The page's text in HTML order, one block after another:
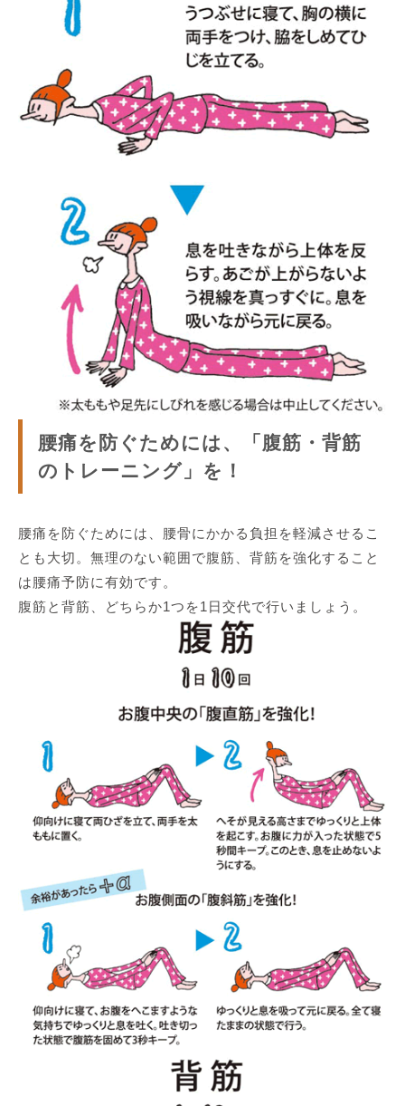
腰痛を防ぐためには、「腹筋・背筋
のトレーニング」を！
腰痛を防ぐためには、腰骨にかかる負担を軽減させるこ
とも大切。無理のない範囲で腹筋、背筋を強化すること
は腰痛予防に有効です。
腹筋と背筋、どちらか1つを1日交代で行いましょう。